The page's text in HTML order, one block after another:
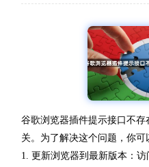
谷歌浏览器插件提示接口不
关。为了解决这个问题，你可
1. 更新浏览器到最新版本：